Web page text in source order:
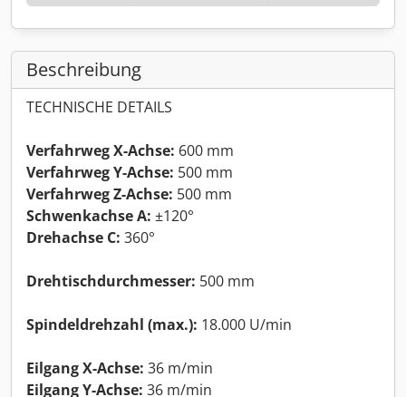
Beschreibung
TECHNISCHE DETAILS
Verfahrweg X-Achse: 600 mm
Verfahrweg Y-Achse: 500 mm
Verfahrweg Z-Achse: 500 mm
Schwenkachse A: ±120°
Drehachse C: 360°
Drehtischdurchmesser: 500 mm
Spindeldrehzahl (max.): 18.000 U/min
Eilgang X-Achse: 36 m/min
Eilgang Y-Achse: 36 m/min